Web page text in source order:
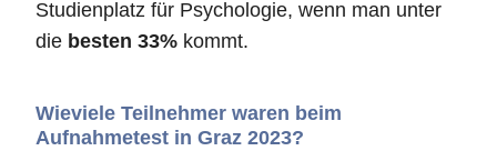
Studienplatz für Psychologie, wenn man unter
die besten 33% kommt.
Wieviele Teilnehmer waren beim
Aufnahmetest in Graz 2023?